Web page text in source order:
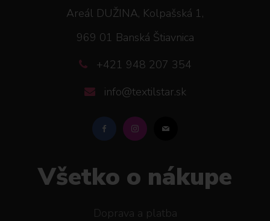
Areál DUŽINA, Kolpašská 1,
969 01 Banská Štiavnica
+421 948 207 354
info@textilstar.sk
Všetko o nákupe
Doprava a platba